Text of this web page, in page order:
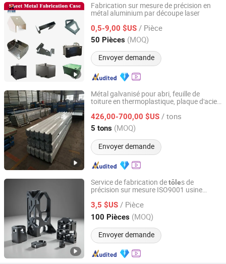
Fabrication sur mesure de précision en
métal aluminium par découpe laser
0,5-9,00 $US / Pièce
50 Pièces (MOQ)
Envoyer demande
Shenyang Kehua Fuwei Industrial Equipment
Manufacturing Co., Ltd.
Liaoning, China Depuis 2025
Métal galvanisé pour abri, feuille de
toiture en thermoplastique, plaque d'acier
426,00-700,00 $US / tons
5 tons (MOQ)
Envoyer demande
Lingchuang Iron and Steel Group Co., Ltd
Shandong, China Depuis 2023
Service de fabrication detôles de
précision sur mesure ISO9001 usine
3,5 $US / Pièce
100 Pièces (MOQ)
Envoyer demande
Qingdao Monroc Mechanical Co., Ltd.
Shandong, China Depuis 2022